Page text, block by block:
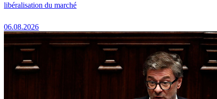
libéralisation du marché
06.08.2026